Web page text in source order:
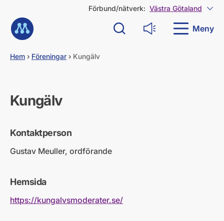
Förbund/nätverk: Västra Götaland
Sök Läs upp Meny
Hem › Föreningar › Kungälv
Kungälv
Kontaktperson
Gustav Meuller, ordförande
Hemsida
https://kungalvsmoderater.se/